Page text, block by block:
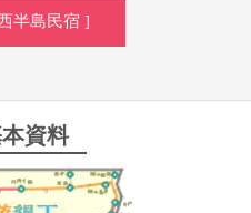
半島民宿 ]
資料